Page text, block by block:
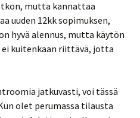
mutta kannattaa
uuden 12kk sopimuksen,
hyvä alennus, mutta käytön
kuitenkaan riittävä, jotta
jatkuvasti, voi tässä
olet perumassa tilausta